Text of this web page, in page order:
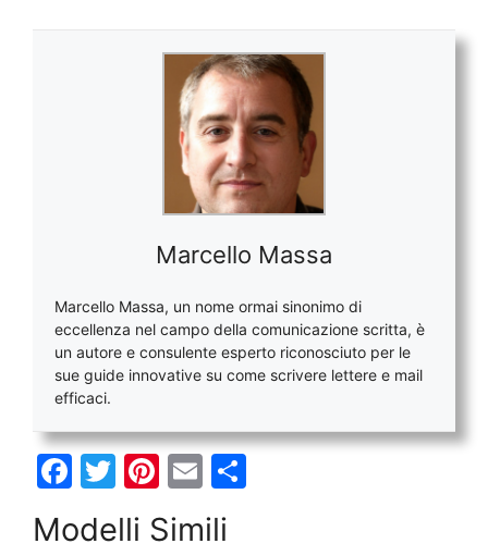
Marcello Massa
Marcello Massa, un nome ormai sinonimo di
eccellenza nel campo della comunicazione scritta, è
un autore e consulente esperto riconosciuto per le
sue guide innovative su come scrivere lettere e mail
efficaci.
F
c
T
itt
Pi
er
E
ai
Modelli Simili